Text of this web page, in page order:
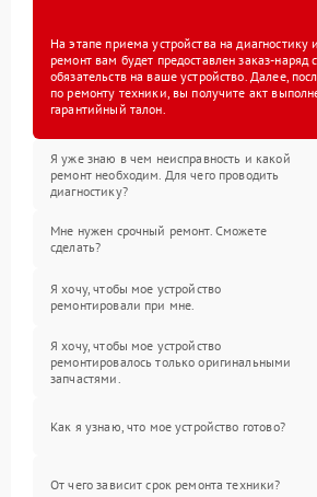
На этапе приема устройства на
ремонт вам будет предоставлен заказ-наряд
обязательств на ваше устройство. Далее,
по ремонту техники, вы получите акт
гарантийный талон.
Я уже знаю в чем неисправность и какой
ремонт необходим. Для чего проводить
диагностику?
Мне нужен срочный ремонт. Сможете
сделать?
Я хочу, чтобы мое устройство
ремонтировали при мне.
Я хочу, чтобы мое устройство
ремонтировалось только оригинальными
запчастями.
Как я узнаю, что мое устройство готово?
От чего зависит срок ремонта техники?